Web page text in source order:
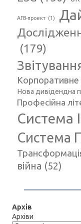
АГВ-проект (1)
(179)
Корпоративне
Нова дивідендна
Професійна
Система
Система
війна (52)
Архів
Архіви